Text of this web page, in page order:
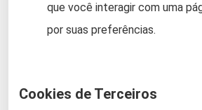
que você interagir com uma
por suas preferências.
Cookies de Terceiros